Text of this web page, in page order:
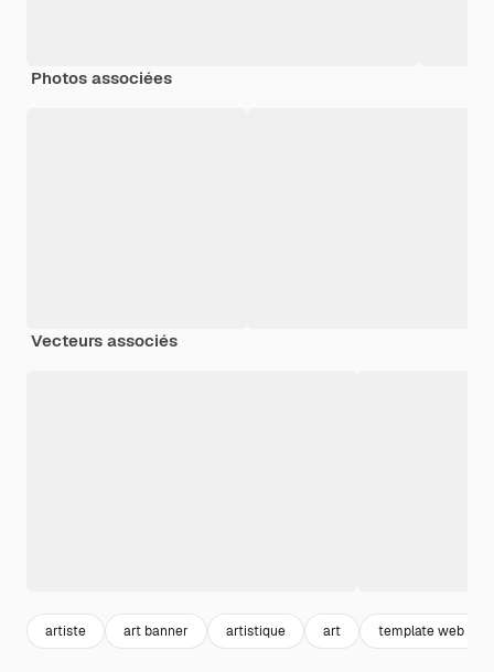
Photos associées
Vecteurs associés
artiste art banner artistique art template web